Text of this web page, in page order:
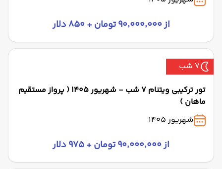
از ۹۰٬۰۰۰٬۰۰۰ تومان + ۸۵۰ دلار
7 شب
تور ترکیبی ویتنام 7 شب - شهریور 1405 ( پرواز مستقیم
ماهان )
شهریور 1405
از ۹۰٬۰۰۰٬۰۰۰ تومان + ۹۷۵ دلار